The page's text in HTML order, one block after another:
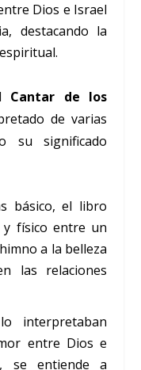
Dios e Israel
destacando la
Cantar de los
de varias
su significado
básico, el libro
físico entre un
a la belleza
las relaciones
interpretaban
entre Dios e
se entiende a